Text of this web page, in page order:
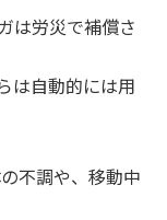
は労災で補償さ
は自動的には用
不調や、移動中